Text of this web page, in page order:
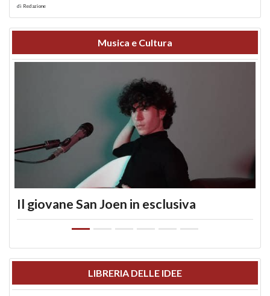
di Redazione
Musica e Cultura
Il giovane San Joen in esclusiva
LIBRERIA DELLE IDEE